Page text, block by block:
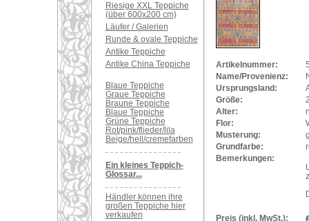
Riesige XXL Teppiche
(über 600x200 cm)
Läufer / Galerien
Runde & ovale Teppiche
Antike Teppiche
Antike China Teppiche
Blaue Teppiche
Graue Teppiche
Braune Teppiche
Blaue Teppiche
Grüne Teppiche
Rot/pink/flieder/lila
Beige/hell/cremefarben
Ein kleines Teppich-
Glossar...
Händler können ihre
großen Teppiche hier
verkaufen
Artikelnummer:
Name/Provenienz:
Ursprungsland:
Größe:
Alter:
Flor:
Musterung:
Grundfarbe:
Bemerkungen:
Preis (inkl. MwSt.):